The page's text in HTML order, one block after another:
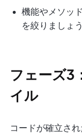
機能やメソッ
を絞りましょう
フェーズ3
イル
コードが確立さ